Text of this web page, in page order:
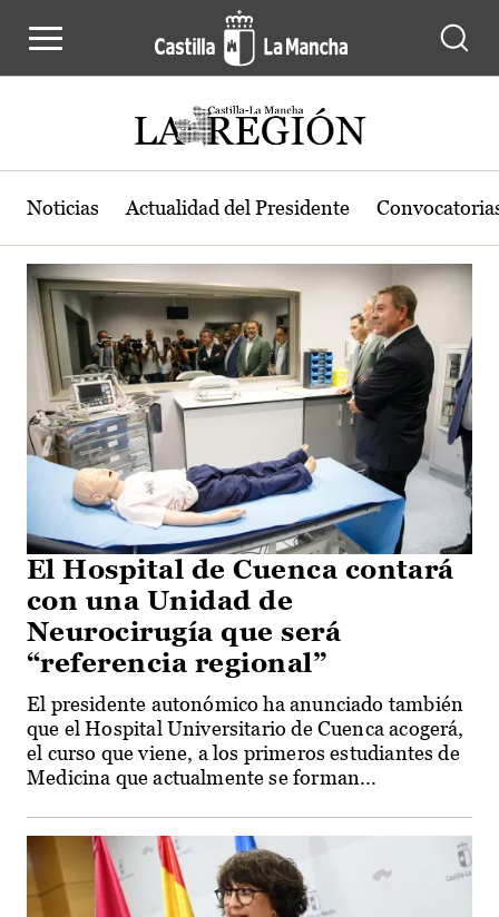
Actualidad de la región de Castilla-
Noticias Actualidad del Presidente
El Hospital de Cuenca contará
con una Unidad de
Neurocirugía que será
“referencia regional”
El presidente autonómico ha anunciado también
que el Hospital Universitario de Cuenca acogerá,
el curso que viene, a los primeros estudiantes de
Medicina que actualmente se forman...